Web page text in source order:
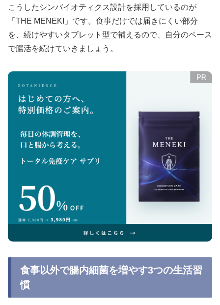
こうしたシンバイオティクス設計を採用しているのが
「THE MENEKI」です。食事だけでは届きにくい部分
を、続けやすいタブレット型で補えるので、自分のペース
で腸活を続けていきましょう。
食事以外で腸内細菌を増やす3つの生活習
慣